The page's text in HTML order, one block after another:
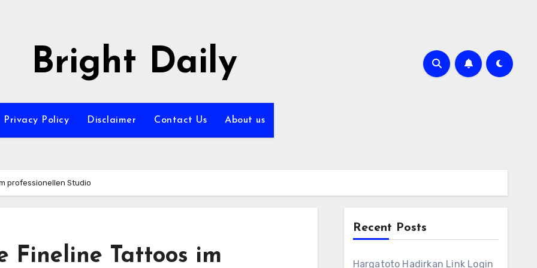
Bright Daily
Privacy Policy Disclaimer Contact Us About us
professionellen Studio
Fineline Tattoos im
Recent Posts
Hargatoto Hadirkan Link Login